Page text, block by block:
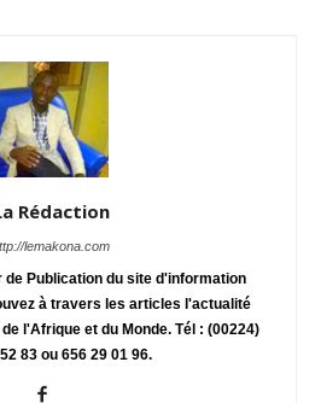
Rédaction
lemakona.com
Publication du site d'information
à travers les articles l'actualité
l'Afrique et du Monde. Tél : (00224)
83 ou 656 29 01 96.